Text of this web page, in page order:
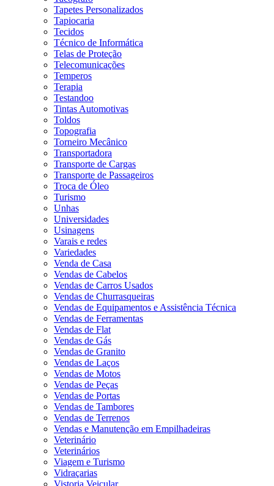
Tapetes Personalizados
Tapiocaria
Tecidos
Técnico de Informática
Telas de Proteção
Telecomunicações
Temperos
Terapia
Testandoo
Tintas Automotivas
Toldos
Topografia
Torneiro Mecânico
Transportadora
Transporte de Cargas
Transporte de Passageiros
Troca de Óleo
Turismo
Unhas
Universidades
Usinagens
Varais e redes
Variedades
Venda de Casa
Vendas de Cabelos
Vendas de Carros Usados
Vendas de Churrasqueiras
Vendas de Equipamentos e Assistência Técnica
Vendas de Ferramentas
Vendas de Flat
Vendas de Gás
Vendas de Granito
Vendas de Laços
Vendas de Motos
Vendas de Peças
Vendas de Portas
Vendas de Tambores
Vendas de Terrenos
Vendas e Manutenção em Empilhadeiras
Veterinário
Veterinários
Viagem e Turismo
Vidraçarias
Vistoria Veicular